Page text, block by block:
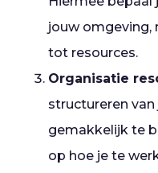
jouw omgeving,
tot resources.
Organisatie
structureren
gemakkelijk te
op hoe je te